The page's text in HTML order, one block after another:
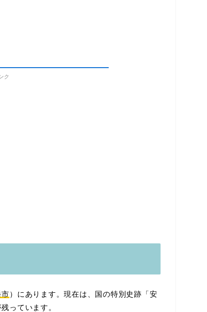
ク
）にあります。現在は、国の特別史跡「安
っています。